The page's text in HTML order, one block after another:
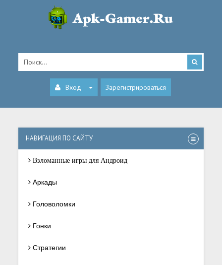
Вход Зарегистрироваться
НАВИГАЦИЯ ПО САЙТУ
Взломанные игры для Андроид
Аркады
Головоломки
Гонки
Стратегии